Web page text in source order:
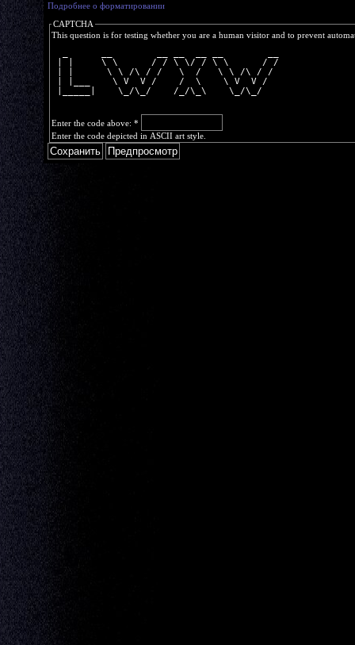
Подробнее о форматировании
CAPTCHA
This question is for testing whether you are a human visitor and to prevent
| |     \ \      / / \ \/ / \ \      / /
| |      \ \ /\ / /   \  /   \ \ /\ / /
| |___    \ V  V /    /  \    \ V  V /
|_____|    \_/\_/    /_/\_\    \_/\_/
Enter the code above: *
Enter the code depicted in ASCII art style.